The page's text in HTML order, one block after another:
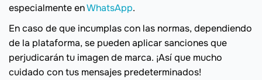
especialmente enWhatsApp.
En caso de que incumplas con las normas, dependiendo
de la plataforma, se pueden aplicar sanciones que
perjudicarán tu imagen de marca. ¡Así que mucho
cuidado con tus mensajes predeterminados!